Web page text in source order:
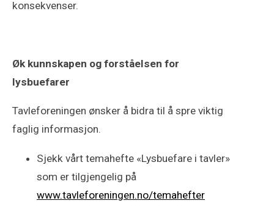
konsekvenser.
Øk kunnskapen og forståelsen for
lysbuefarer
Tavleforeningen ønsker å bidra til å spre viktig
faglig informasjon.
Sjekk vårt temahefte «Lysbuefare i tavler»
som er tilgjengelig på
www.tavleforeningen.no/temahefter